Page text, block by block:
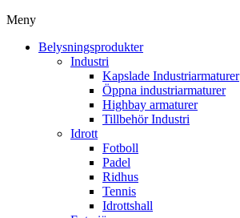
Meny
Belysningsprodukter
Industri
Kapslade Industriarmaturer
Öppna industriarmaturer
Highbay armaturer
Tillbehör Industri
Idrott
Fotboll
Padel
Ridhus
Tennis
Idrottshall